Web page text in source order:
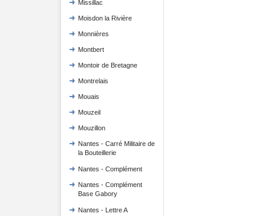
Missillac
Moisdon la Rivière
Monnières
Montbert
Montoir de Bretagne
Montrelais
Mouais
Mouzeil
Mouzillon
Nantes - Carré Militaire de
la Bouteillerie
Nantes - Complément
Nantes - Complément
Base Gabory
Nantes - Lettre A